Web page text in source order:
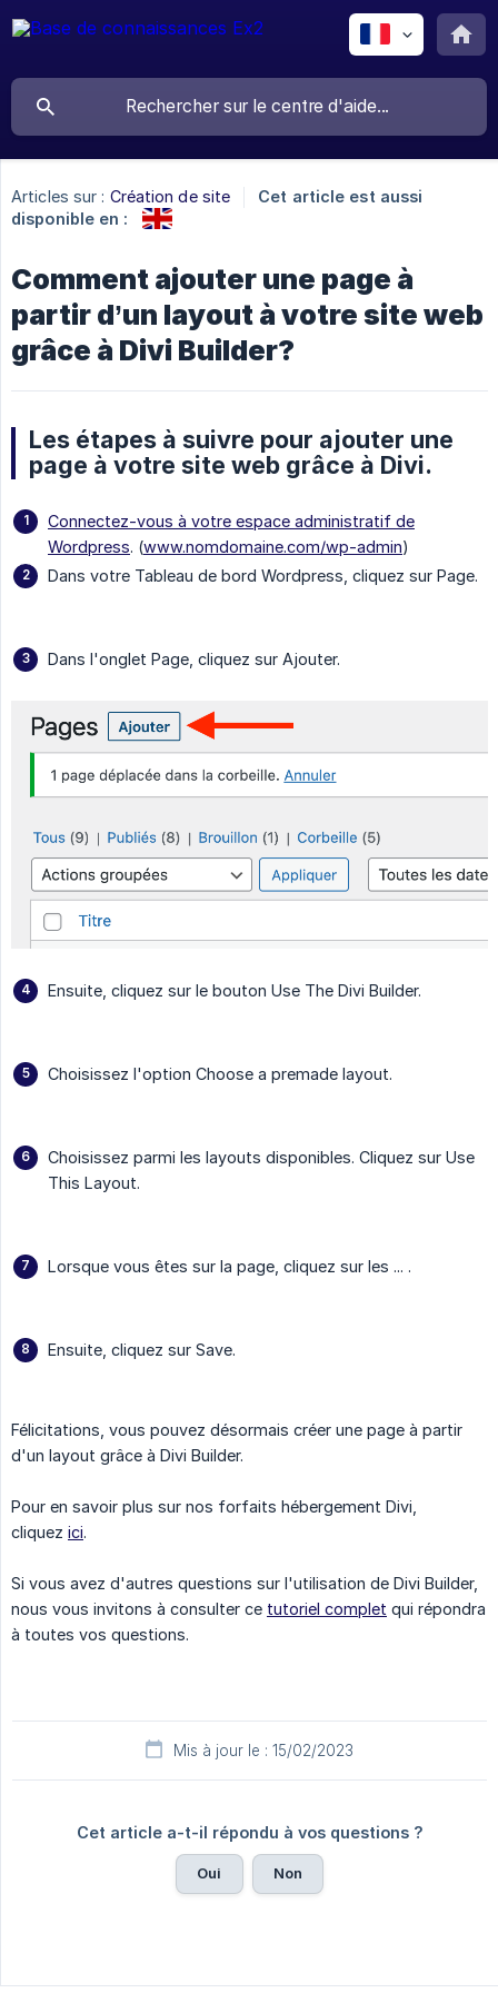
Articles sur : Création de site
Cet article est aussi
disponible en :
Comment ajouter une page à
partir d’un layout à votre site web
grâce à Divi Builder?
Les étapes à suivre pour ajouter une
page à votre site web grâce à Divi.
Connectez-vous à votre espace administratif de
Wordpress. (www.nomdomaine.com/wp-admin)
Dans votre Tableau de bord Wordpress, cliquez sur Page.
Dans l'onglet Page, cliquez sur Ajouter.
Ensuite, cliquez sur le bouton Use The Divi Builder.
Choisissez l'option Choose a premade layout.
Choisissez parmi les layouts disponibles. Cliquez sur Use
This Layout.
Lorsque vous êtes sur la page, cliquez sur les ... .
Ensuite, cliquez sur Save.
Félicitations, vous pouvez désormais créer une page à partir
d'un layout grâce à Divi Builder.
Pour en savoir plus sur nos forfaits hébergement Divi,
cliquez ici.
Si vous avez d'autres questions sur l'utilisation de Divi Builder,
nous vous invitons à consulter ce tutoriel complet qui répondra
à toutes vos questions.
Mis à jour le : 15/02/2023
Cet article a-t-il répondu à vos questions ?
Oui Non